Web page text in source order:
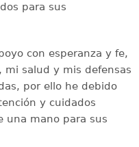
para sus
con esperanza y fe,
salud y mis defensas
por ello he debido
y cuidados
una mano para sus